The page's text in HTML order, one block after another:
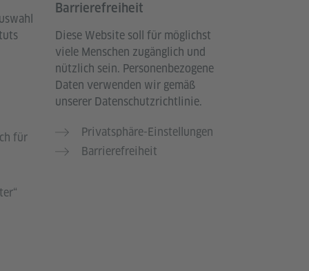
für
Barrierefreiheit
Diese Website soll für möglichst
viele Menschen zugänglich und
nützlich sein. Personenbezogene
Daten verwenden wir gemäß
unserer Datenschutzrichtlinie.
Privatsphäre-Einstellungen
Barrierefreiheit